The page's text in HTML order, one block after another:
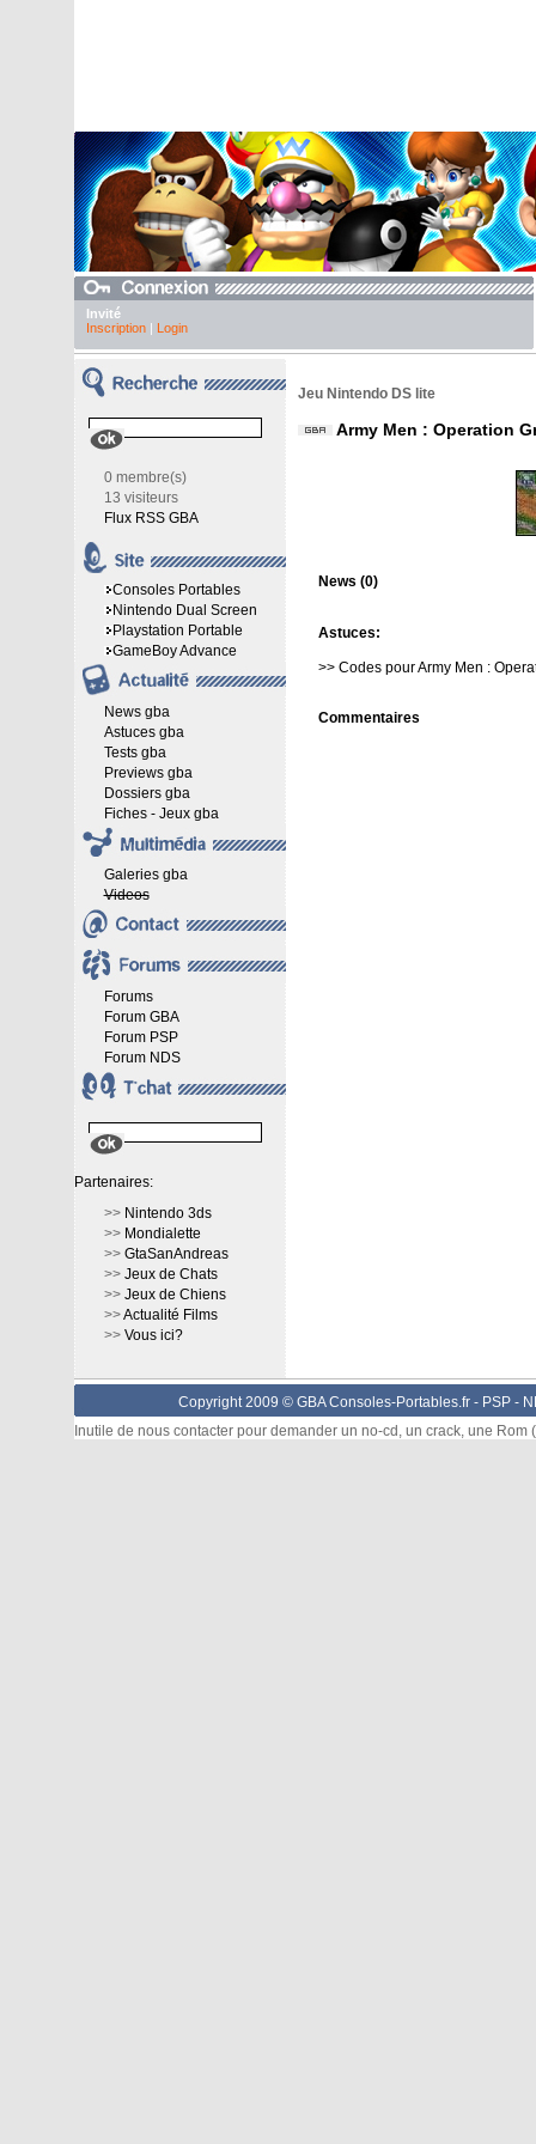
Invité
Inscription| Login
0 membre(s)
13 visiteurs
Flux RSS GBA
Consoles Portables
Nintendo Dual Screen
Playstation Portable
GameBoy Advance
News gba
Astuces gba
Tests gba
Previews gba
Dossiers gba
Fiches - Jeux gba
Galeries gba
Videos
Forums
Forum GBA
Forum PSP
Forum NDS
Partenaires:
>> Nintendo 3ds
>> Mondialette
>> GtaSanAndreas
>> Jeux de Chats
>> Jeux de Chiens
>>Actualité Films
>> Vous ici?
Jeu Nintendo DS lite
Army Men : Operation
News (0)
Astuces:
>> Codes pour Army Men :
Commentaires
Copyright 2009 © GBA Consoles-Portables.fr - PSP-
Inutile de nous contacter pour demander un no-cd, un crack, une